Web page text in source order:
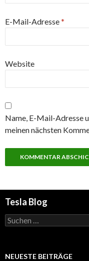
E-Mail-Adresse*
Website
Name, E-Mail-Adresse
meinen nächsten
Tesla Blog
Suchen
nach:
NEUESTE BEITRÄGE